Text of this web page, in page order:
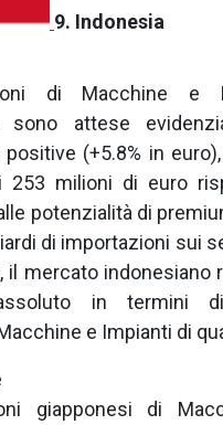
9. Indonesia
di Macchine e
sono attese
(+5.8% in
253 milioni di euro
potenzialità di
di importazioni sui
il mercato indonesiano
in termini
e Impianti di
giapponesi di